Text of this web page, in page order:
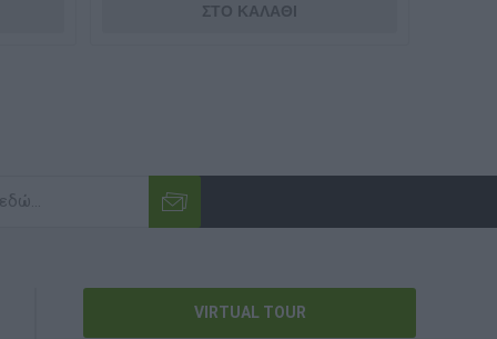
VIRTUAL TOUR